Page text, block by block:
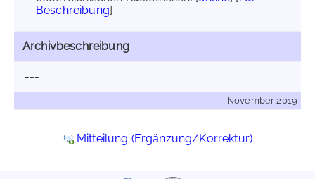
Beschreibung]
Archivbeschreibung
---
November 2019
Mitteilung (Ergänzung/Korrektur)